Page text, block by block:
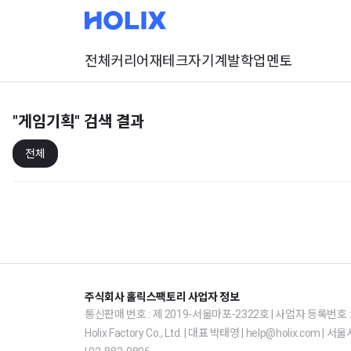
전체 커리어재테크자기계발학업멘토
"게임기획" 검색 결과
전체
주식회사 홀릭스팩토리 사업자 정보
통신판매 번호 : 제 2019-서울마포-2322호 | 사업자 등록번
Holix Factory Co., Ltd. | 대표 박태영 | help@holix.com | 서